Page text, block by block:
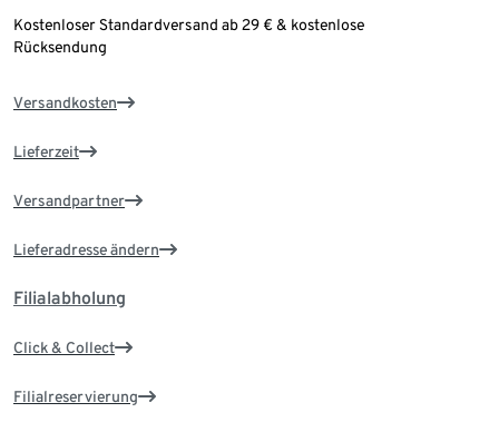
Kostenloser Standardversand ab 29 € & kostenlose
Rücksendung
Versandkosten
Lieferzeit
Versandpartner
Lieferadresse ändern
Filialabholung
Click & Collect
Filialreservierung